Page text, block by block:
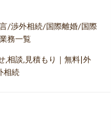
/渉外相続/国際離婚/国際
務一覧
,相談,見積もり｜無料|外
相続